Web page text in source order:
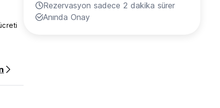
Rezervasyon sadece 2 dakika sürer
Anında Onay